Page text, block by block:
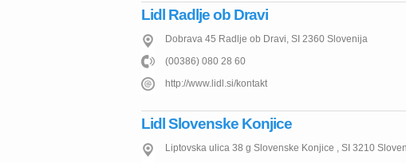
Lidl Radlje ob Dravi
Dobrava 45 Radlje ob Dravi, SI 2360 Slovenija
(00386) 080 28 60
http://www.lidl.si/kontakt
Lidl Slovenske Konjice
Liptovska ulica 38 g Slovenske Konjice , SI 3210